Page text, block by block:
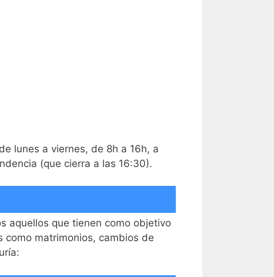
lunes a viernes, de 8h a 16h, a
(que cierra a las 16:30).
aquellos que tienen como objetivo
matrimonios, cambios de